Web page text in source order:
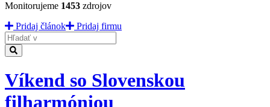
Monitorujeme 1453 zdrojov
Pridaj článok
Pridaj firmu
Hladať
Víkend so Slovenskou
filharmóniou